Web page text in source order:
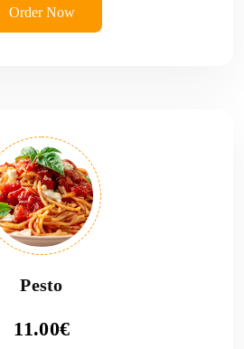
Order Now
Pesto
11.00€